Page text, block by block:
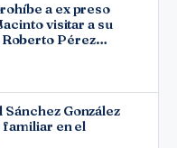
a ex preso
visitar a su
Pérez
González
familiar en el